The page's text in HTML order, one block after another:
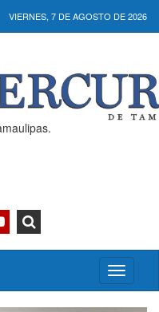
VIERNES, 7 DE AGOSTO DE 2026
Activar/
menú